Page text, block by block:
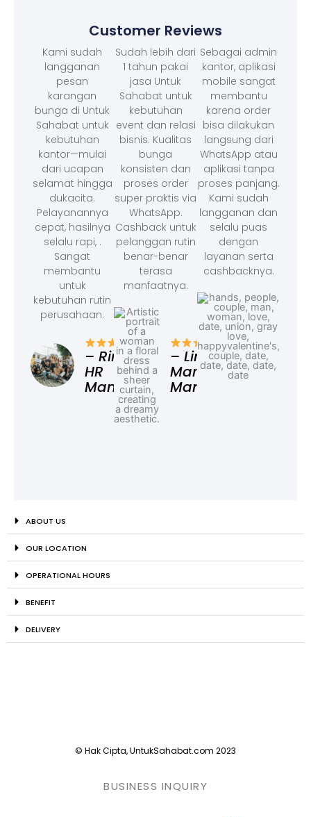
Customer Reviews
Kami sudah
langganan
pesan
karangan
bunga di Untuk
Sahabat untuk
kebutuhan
kantor—mulai
dari ucapan
selamat hingga
dukacita.
Pelayanannya
cepat, hasilnya
selalu rapi, .
Sangat
membantu
untuk
kebutuhan rutin
perusahaan.
– Rina,
HR
Manager
Sudah lebih dari
1 tahun pakai
jasa Untuk
Sahabat untuk
kebutuhan
event dan relasi
bisnis. Kualitas
bunga
konsisten dan
proses order
super praktis via
WhatsApp.
Cashback untuk
pelanggan rutin
benar-benar
terasa
manfaatnya.
– Linda,
Marketing
Manager
Sebagai admin
kantor, aplikasi
mobile sangat
membantu
karena order
bisa dilakukan
langsung dari
WhatsApp atau
aplikasi tanpa
proses panjang.
Kami sudah
langganan dan
selalu puas
dengan
layanan serta
cashbacknya.
ABOUT US
OUR LOCATION
OPERATIONAL HOURS
BENEFIT
DELIVERY
© Hak Cipta, UntukSahabat.com 2023
BUSINESS INQUIRY